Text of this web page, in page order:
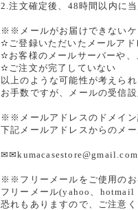
2.注文確定後、48時間以内に
※※メールがお届けできないケ
✫ご登録いただいたメールアド
✫お客様のメールサーバーや
✫ご注文が完了していない
以上のような可能性が考えられ
お手数ですが、メールの受信
※※メールアドレスのドメイン
下記メールアドレスからのメ
✉✉kumacasestore@gmail.com
※※フリーメールをご使用のお
フリーメール(yahoo、hotmail
恐れもありますので、ご注意く